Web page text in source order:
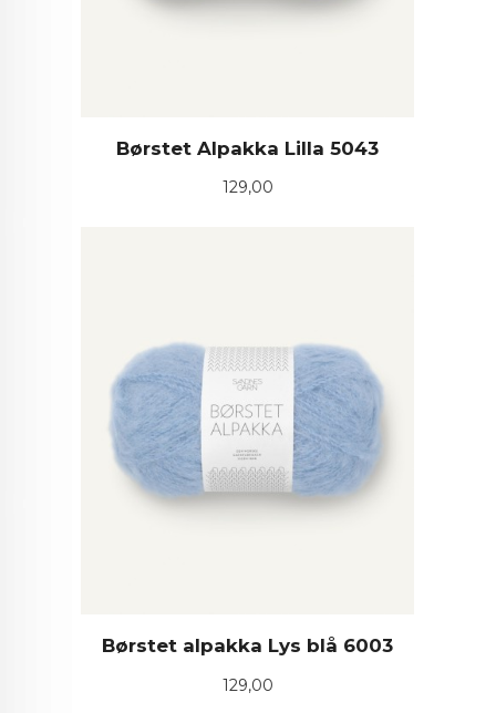
Børstet Alpakka Lilla 5043
Pris
129,00
Børstet alpakka Lys blå 6003
Pris
129,00